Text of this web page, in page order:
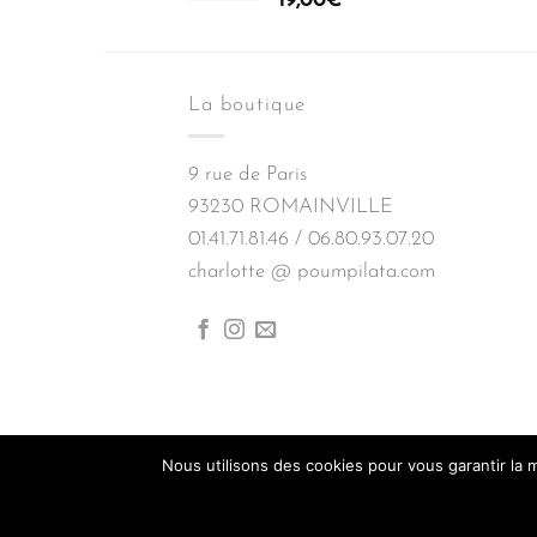
La boutique
9 rue de Paris
93230 ROMAINVILLE
01.41.71.81.46 / 06.80.93.07.20
charlotte @ poumpilata.com
Nous utilisons des cookies pour vous garantir